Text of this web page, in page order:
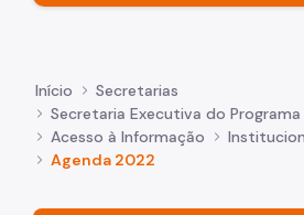
Início
Secretarias
Secretaria Executiva do Programa
Acesso à Informação
Agenda 2022